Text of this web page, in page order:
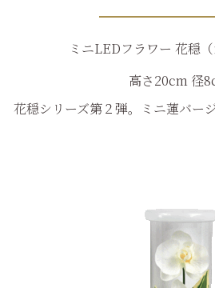
ミニLEDフラワー 花穏
高さ20cm 径
花穏シリーズ第２弾。ミニ蓮バー